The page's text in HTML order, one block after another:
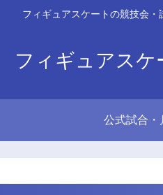
フィギュアスケートの競技会
フィギュアスケ
公式試合・